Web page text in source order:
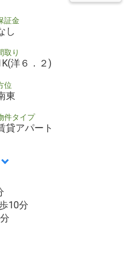
証金
し
取り
洋６．２)
位
東
件タイプ
貸アパート
10分